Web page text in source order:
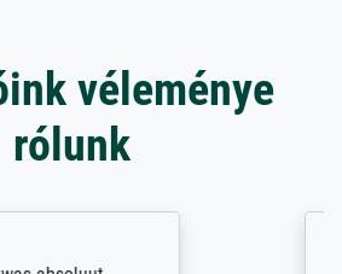
véleménye
rólunk